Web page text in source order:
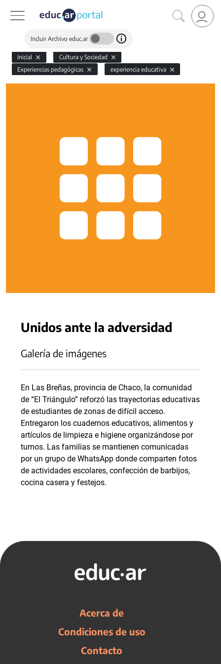
Incluir Archivo educ.ar
Inicial
Cultura y Sociedad
Experiencias pedagógicas
experiencia educativa
Unidos ante la adversidad
Galería de imágenes
En Las Breñas, provincia de Chaco, la comunidad
de “El Triángulo” reforzó las trayectorias educativas
de estudiantes de zonas de difícil acceso.
Entregaron los cuadernos educativos, alimentos y
artículos de limpieza e higiene organizándose por
turnos. Las familias se mantienen comunicadas
por un grupo de WhatsApp donde comparten fotos
de actividades escolares, confección de barbijos,
cocina casera y festejos.
Acerca de
Condiciones de uso
Contacto